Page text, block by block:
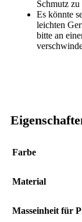
Schmutz zu
Es könnte
leichten
bitte an
Farbe
Material
Masseinheit für